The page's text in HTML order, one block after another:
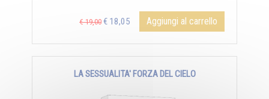
€ 19,00 € 18,05 Aggiungi al carrello
LA SESSUALITA' FORZA DEL CIELO